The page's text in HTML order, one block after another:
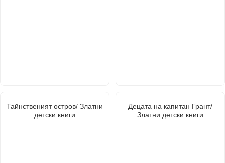
Тайнственият остров/ Златни
детски книги
Децата на капитан Грант/
Златни детски книги